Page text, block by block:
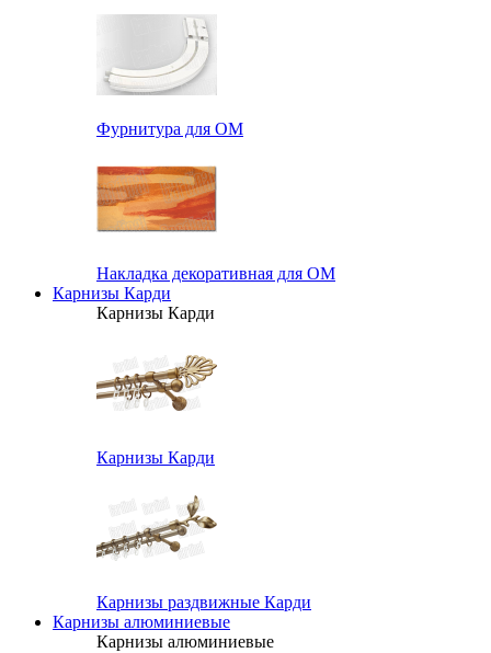
Фурнитура для ОМ
Накладка декоративная для ОМ
Карнизы Карди
Карнизы Карди
Карнизы Карди
Карнизы раздвижные Карди
Карнизы алюминиевые
Карнизы алюминиевые